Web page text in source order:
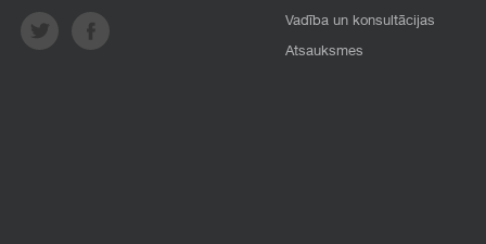
Vadība un konsultācijas
Atsauksmes